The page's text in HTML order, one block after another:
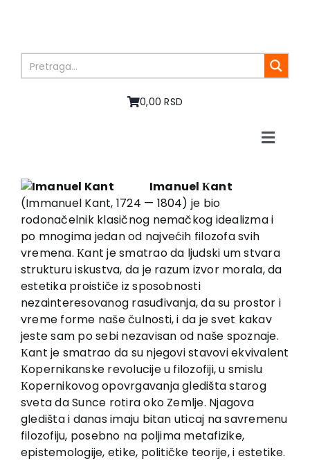
0,00 RSD
Toggle
O nama
Knjige
U pripremi
Akcija
Autori
Vesti
EU PROJEKTI
Kontakt
Imanuel Кant
(Immanuel Kant, 1724 — 1804) je bio
rodonačelnik klasičnog nemačkog idealizma i
po mnogima jedan od najvećih filozofa svih
vremena. Кant je smatrao da ljudski um stvara
strukturu iskustva, da je razum izvor morala, da
estetika proističe iz sposobnosti
nezainteresovanog rasuđivanja, da su prostor i
vreme forme naše čulnosti, i da je svet kakav
jeste sam po sebi nezavisan od naše spoznaje.
Кant je smatrao da su njegovi stavovi ekvivalent
Кopernikanske revolucije u filozofiji, u smislu
Кopernikovog opovrgavanja gledišta starog
sveta da Sunce rotira oko Zemlje. Njagova
gledišta i danas imaju bitan uticaj na savremenu
filozofiju, posebno na poljima metafizike,
epistemologije, etike, političke teorije, i estetike.